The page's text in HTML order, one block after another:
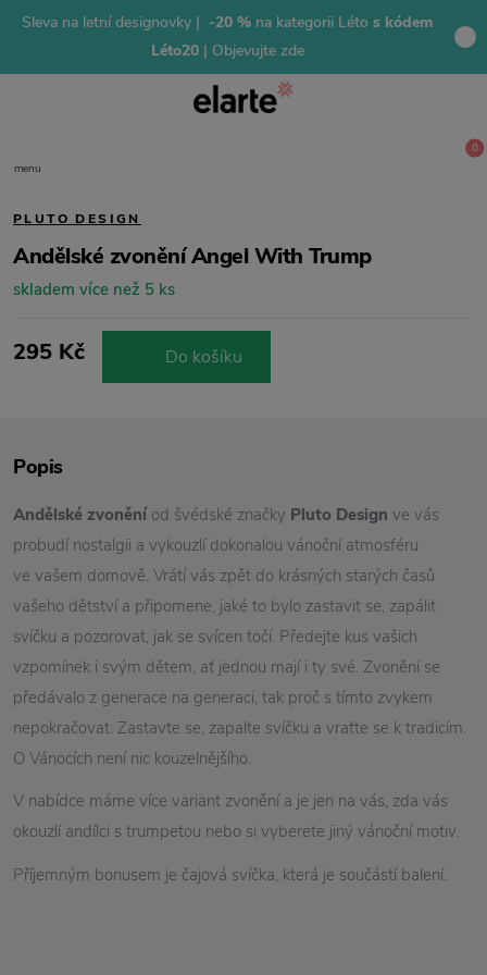
Sleva na letní designovky | -20 % na kategorii Léto s kódem
Léto20 | Objevujte zde
menu
0
PLUTO DESIGN
Andělské zvonění Angel With Trump
skladem více než 5 ks
295 Kč Do košíku
Popis
Andělské zvonění od švédské značky Pluto Design ve vás
probudí nostalgii a vykouzlí dokonalou vánoční atmosféru
ve vašem domově. Vrátí vás zpět do krásných starých časů
vašeho dětství a připomene, jaké to bylo zastavit se, zapálit
svíčku a pozorovat, jak se svícen točí. Předejte kus vašich
vzpomínek i svým dětem, ať jednou mají i ty své. Zvonění se
předávalo z generace na generaci, tak proč s tímto zvykem
nepokračovat. Zastavte se, zapalte svíčku a vraťte se k tradicím.
O Vánocích není nic kouzelnějšího.
V nabídce máme více variant zvonění a je jen na vás, zda vás
okouzlí andílci s trumpetou nebo si vyberete jiný vánoční motiv.
Příjemným bonusem je čajová svíčka, která je součástí balení.